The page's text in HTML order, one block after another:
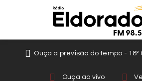
Ouça a previsão do tempo - 18º
Ouça ao vivo